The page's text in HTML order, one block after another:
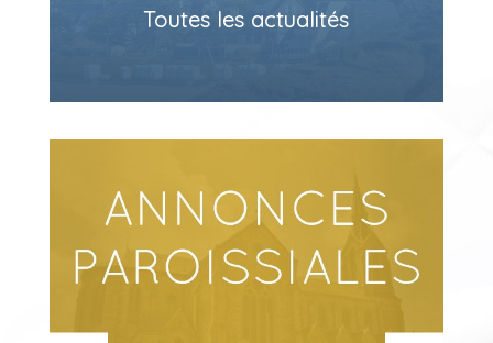
Toutes les actualités